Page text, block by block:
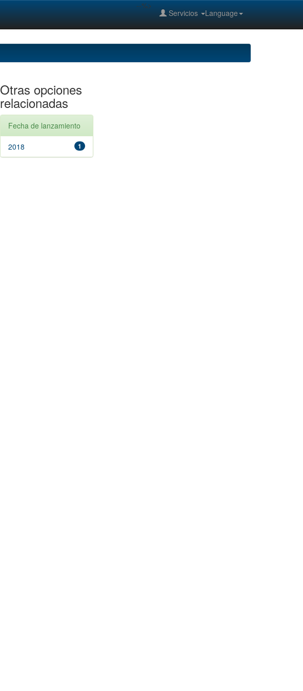
Language
Servicios
--%>
Otras opciones
relacionadas
Fecha de lanzamiento
1
2018